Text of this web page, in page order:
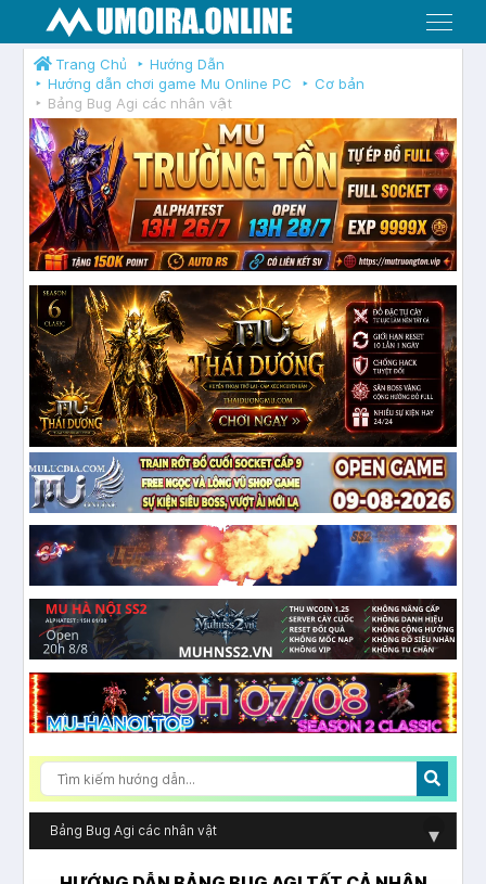
Menu
Trang Chủ
Hướng Dẫn
Hướng dẫn chơi game Mu Online PC
Cơ bản
Bảng Bug Agi các nhân vật
Bảng Bug Agi các nhân vật ▾